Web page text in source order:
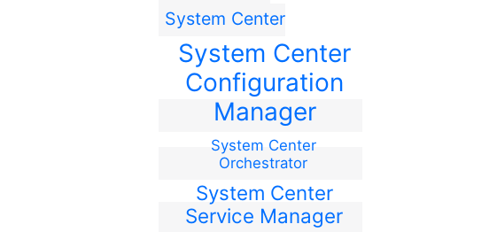
System Center
System Center
Configuration
Manager
System Center
Orchestrator
System Center
Service Manager